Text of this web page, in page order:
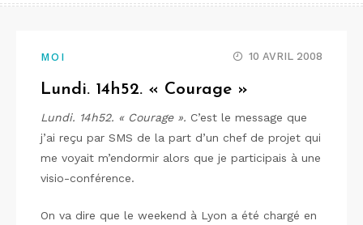
MOI 10 AVRIL 2008
Lundi. 14h52. « Courage »
Lundi. 14h52. « Courage ». C’est le message que
j’ai reçu par SMS de la part d’un chef de projet qui
me voyait m’endormir alors que je participais à une
visio-conférence.
On va dire que le weekend à Lyon a été chargé en